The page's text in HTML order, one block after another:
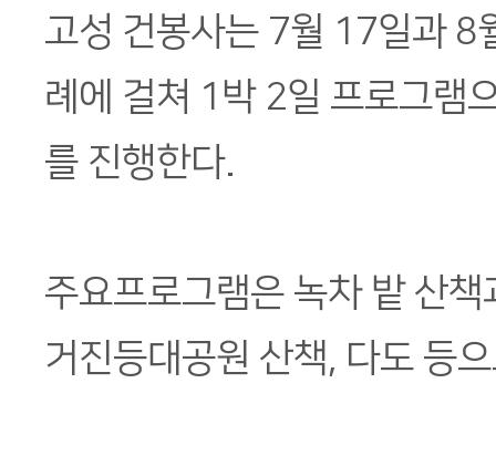
고성 건봉사는 7월 17일과 8
례에 걸쳐 1박 2일 프로그램
를 진행한다.
주요프로그램은 녹차 밭 산책
거진등대공원 산책, 다도 등